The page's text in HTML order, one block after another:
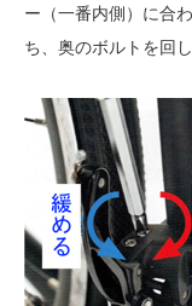
ー（一番内側）に合
ち、奥のボルトを回